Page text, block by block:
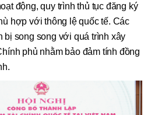
động, quy trình thủ tục đăng ký
hợp với thông lệ quốc tế. Các
bị song song với quá trình xây
phủ nhằm bảo đảm tính đồng